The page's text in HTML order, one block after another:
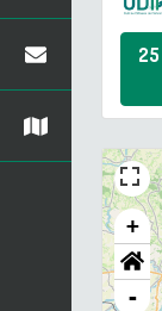
25
+
-